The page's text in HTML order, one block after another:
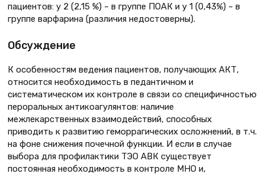
пациентов: у 2 (2,15 %) – в группе ПОАК и у 1 (0,43%) – в
группе варфарина (различия недостоверны).
Обсуждение
К особенностям ведения пациентов, получающих АКТ,
относится необходимость в педантичном и
систематическом их контроле в связи со специфичностью
пероральных антикоагулянтов: наличие
межлекарственных взаимодействий, способных
приводить к развитию геморрагических осложнений, в т.ч.
на фоне снижения почечной функции. И если в случае
выбора для профилактики ТЭО АВК существует
постоянная необходимость в контроле МНО и,